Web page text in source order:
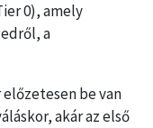
0), amely
a
be van
akár az első